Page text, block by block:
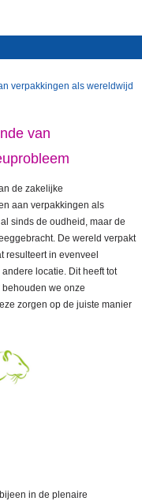
verpakkingen als wereldwijd
van
de zakelijke
aan verpakkingen als
sinds de oudheid, maar de
De wereld verpakt
resulteert in evenveel
locatie. Dit heeft tot
we onze
zorgen op de juiste manier
in de plenaire